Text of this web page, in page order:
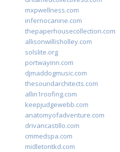
mxpwellness.com
infernocanine.com
thepaperhousecollection.com
allisonwillisholley.com
solslite.org
portwayinn.com
djmaddogmusic.com
thesoundarchitects.com
allin1roofing.com
keepjudgewebb.com
anatomyofadventure.com
drivancastillo.com
cmmedspa.com
midletontkd.com